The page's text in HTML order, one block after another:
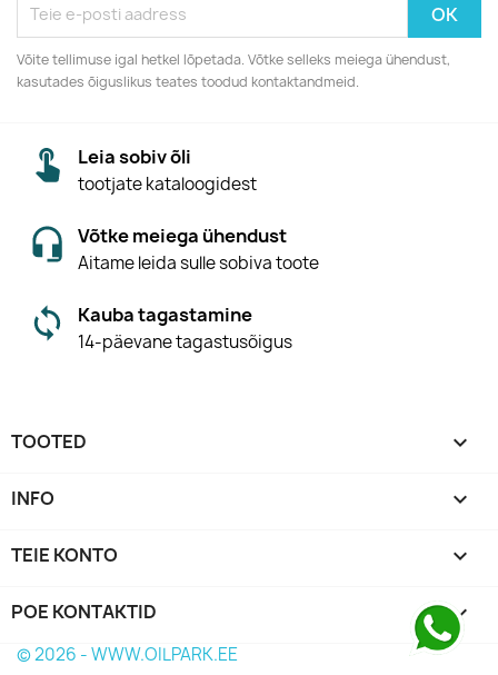
Võite tellimuse igal hetkel lõpetada. Võtke selleks meiega ühendust,
kasutades õiguslikus teates toodud kontaktandmeid.
Leia sobiv õli
tootjate kataloogidest
Võtke meiega ühendust
Aitame leida sulle sobiva toote
Kauba tagastamine
14-päevane tagastusõigus
TOOTED 
INFO 
TEIE KONTO 
POE KONTAKTID keyboard_arrow_down
© 2026 - WWW.OILPARK.EE